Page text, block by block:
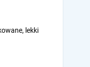
lekki